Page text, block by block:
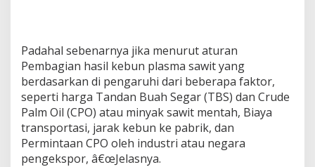
Padahal sebenarnya jika menurut aturan
Pembagian hasil kebun plasma sawit yang
berdasarkan di pengaruhi dari beberapa faktor,
seperti harga Tandan Buah Segar (TBS) dan Crude
Palm Oil (CPO) atau minyak sawit mentah, Biaya
transportasi, jarak kebun ke pabrik, dan
Permintaan CPO oleh industri atau negara
pengekspor, â€œJelasnya.